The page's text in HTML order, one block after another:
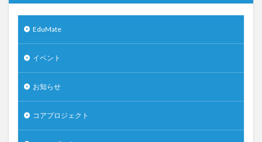
EduMate
イベント
お知らせ
コアプロジェクト